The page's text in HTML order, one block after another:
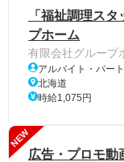
「福祉調理ス
プホーム
有限会社グループ
アルバイト・パート
北海道
時給1,075円
NEW
広告・プロモ動